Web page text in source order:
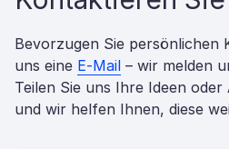
Bevorzugen Sie persönlichen
uns eine E-Mail – wir melden
Teilen Sie uns Ihre Ideen
und wir helfen Ihnen, diese